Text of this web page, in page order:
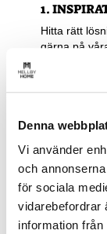
Denna
Vi använder
och
för sociala
vidarebefordrar
information
1.
Hitta rätt
gärna på
detaljplanen
hjälper vi dig
2. OFFERT
Här på
offert genom
ritningar